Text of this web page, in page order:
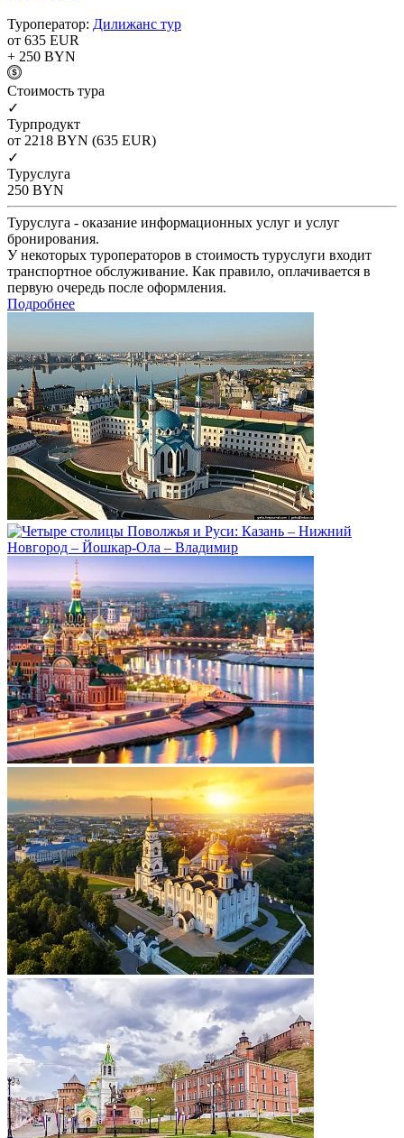
Туроператор: Дилижанс тур
от 635 EUR
+ 250 BYN
Cтоимость тура
✓
Турпродукт
от 2218 BYN (635 EUR)
✓
Туруслуга
250 BYN
Туруслуга - оказание информационных услуг и услуг
бронирования.
У некоторых туроператоров в стоимость туруслуги входит
транспортное обслуживание. Как правило, оплачивается в
первую очередь после оформления.
Подробнее